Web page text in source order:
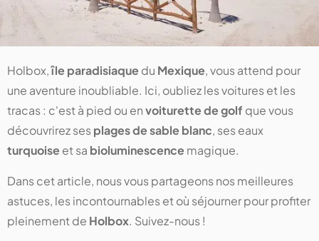
Holbox,île paradisiaquedu Mexique, vous attend pour
une aventure inoubliable. Ici, oubliez les voitures et les
tracas : c'est à pied ou envoiturette de golf que vous
découvrirez sesplages de sable blanc, ses eaux
turquoiseet sa bioluminescencemagique.
Dans cet article, nous vous partageons nos meilleures
astuces, les incontournables et où séjourner pour profiter
pleinement de Holbox. Suivez-nous !